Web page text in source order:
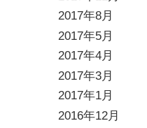
2017年8月
2017年5月
2017年4月
2017年3月
2017年1月
2016年12月